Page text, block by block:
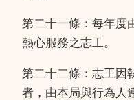
第二十一條：每年度
熱心服務之志工。
第二十二條：志工因
者，由本局與行為人